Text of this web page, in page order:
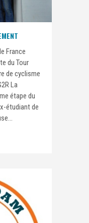
France
du Tour
de cyclisme
La
étape du
étudiant de